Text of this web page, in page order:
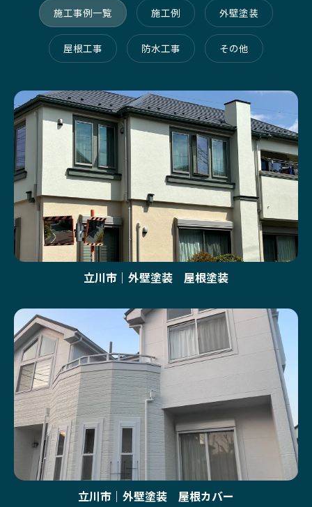
施工事例一覧 施工例 外壁塗装
屋根工事 防水工事 その他
立川市｜外壁塗装 屋根塗装
立川市｜外壁塗装 屋根カバー